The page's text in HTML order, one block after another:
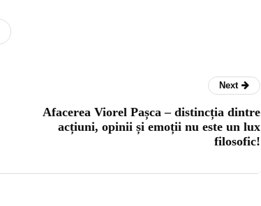
Next
Afacerea Viorel Pașca – distincția dintre
acțiuni, opinii și emoții nu este un lux
filosofic!